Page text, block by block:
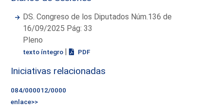
DS. Congreso de los Diputados Núm.136 de
16/09/2025 Pág: 33
Pleno
texto íntegro | PDF
Iniciativas relacionadas
084/000012/0000
enlace>>